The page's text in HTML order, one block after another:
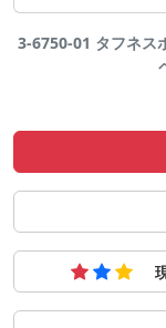
3-6750-01 タフネス